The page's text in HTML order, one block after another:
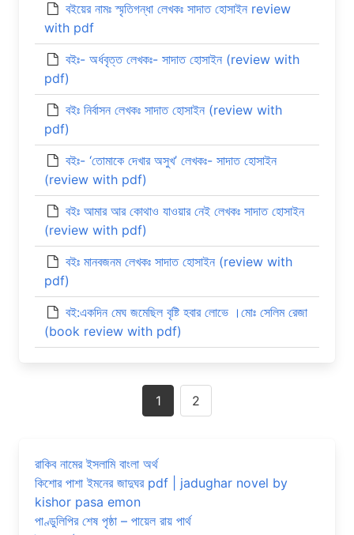
বইয়ের নামঃ স্মৃতিগন্ধা লেখকঃ সাদাত হোসাইন review
with pdf
বইঃ- অর্ধবৃত্ত লেখকঃ- সাদাত হোসাইন (review with
pdf)
বইঃ নির্বাসন লেখকঃ সাদাত হোসাইন (review with
pdf)
বইঃ- ‘তোমাকে দেখার অসুখ’ লেখকঃ- সাদাত হোসাইন
(review with pdf)
বইঃ আমার আর কোথাও যাওয়ার নেই লেখকঃ সাদাত হোসাইন
(review with pdf)
বইঃ মানবজনম লেখকঃ সাদাত হোসাইন (review with
pdf)
বই:একদিন মেঘ জমেছিল বৃষ্টি হবার লোভে ।মোঃ সেলিম রেজা
(book review with pdf)
1 2
রাকিব নামের ইসলামি বাংলা অর্থ
কিশোর পাশা ইমনের জাদুঘর pdf | jadughar novel by
kishor pasa emon
পাণ্ডুলিপির শেষ পৃষ্ঠা – পায়েল রায় পার্থ